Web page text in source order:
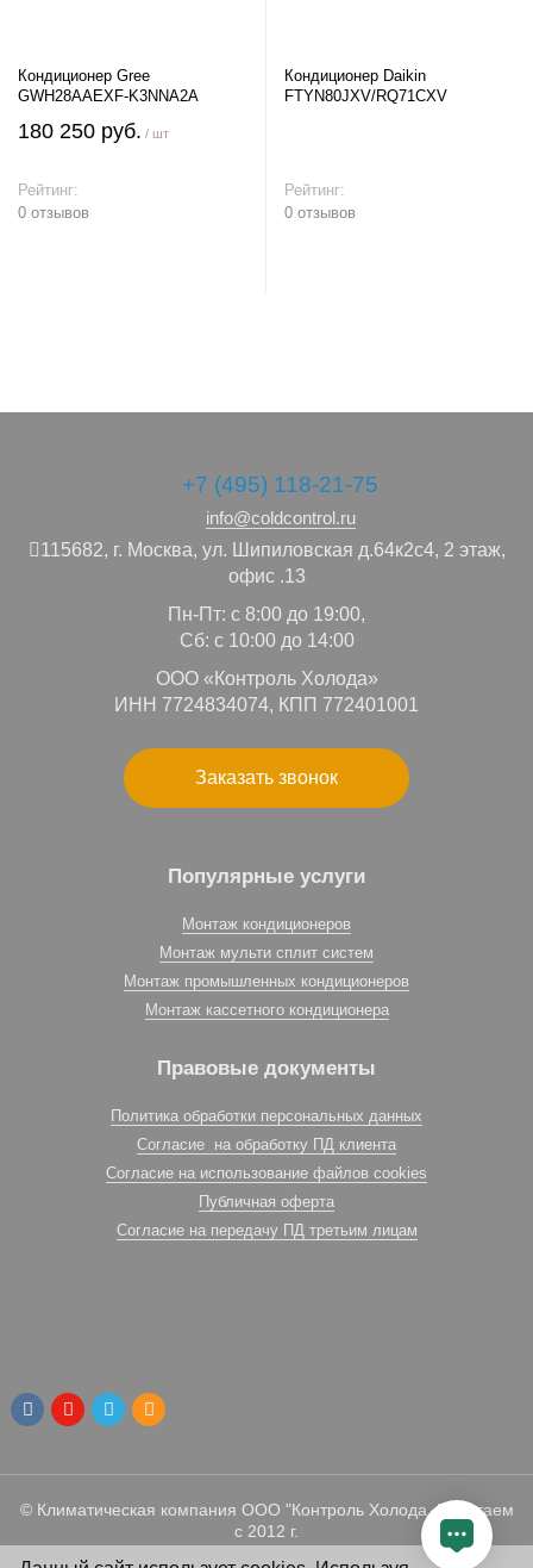
Кондиционер Gree
GWH28AAEXF-K3NNA2A
180 250 руб. / шт
Рейтинг:
0 отзывов
Кондиционер Daikin
FTYN80JXV/RQ71CXV
Рейтинг:
0 отзывов
+7 (495) 118-21-75
info@coldcontrol.ru
115682, г. Москва, ул. Шипиловская д.64к2с4, 2 этаж,
офис .13
Пн-Пт: с 8:00 до 19:00,
Сб: с 10:00 до 14:00
ООО «Контроль Холода»
ИНН 7724834074, КПП 772401001
Заказать звонок
Популярные услуги
Монтаж кондиционеров
Монтаж мульти сплит систем
Монтаж промышленных кондиционеров
Монтаж кассетного кондиционера
Правовые документы
Политика обработки персональных данных
Согласие на обработку ПД клиента
Согласие на использование файлов cookies
Публичная оферта
Согласие на передачу ПД третьим лицам
© Климатическая компания ООО "Контроль Холода. Работаем
с 2012 г.